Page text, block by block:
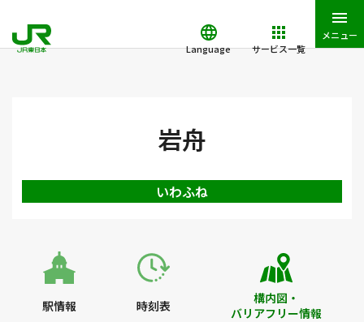
Language サービス一覧
メニュー
岩舟
いわふね
駅情報 時刻表
構内図・
バリアフリー情報